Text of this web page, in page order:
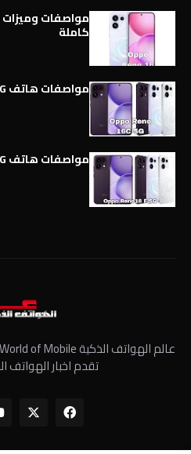
كاملة
مواصفات هاتف Oppo Reno 16c 5G كاملة
مواصفات هاتف Oppo Reno 16 F 5G كاملة
تقدم اخبار الهواتف